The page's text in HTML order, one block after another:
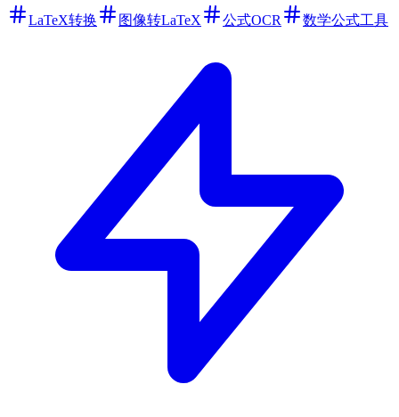
LaTeX转换 图像转LaTeX 公式OCR 数学公式工具